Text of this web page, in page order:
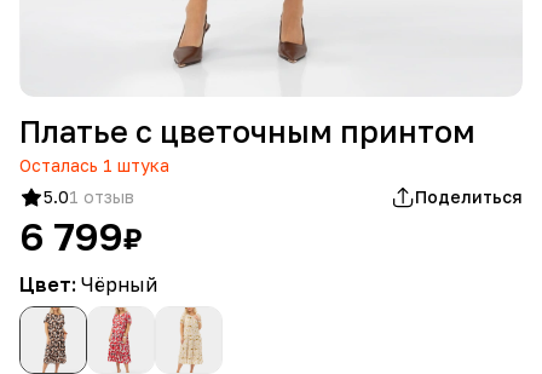
Платье с цветочным принтом
Осталась 1 штука
5.01 отзыв Поделиться
6 799₽
Цвет: Чёрный